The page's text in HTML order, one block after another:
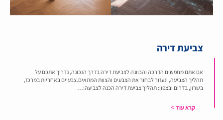
צביעת דירה
אם אתם מחפשים הדרכה והכוונה לצביעת דירה בדרך הנכונה, נדריך אתכם על
תהליך הצביעה, ונעזור לבחור את הצבעים והצוות המתאים.צבעיים באחריות במרכז,
בשרון, בדרום ובצפון: תהליך צביעת דירה הכנה לצביעה:…
קרא עוד